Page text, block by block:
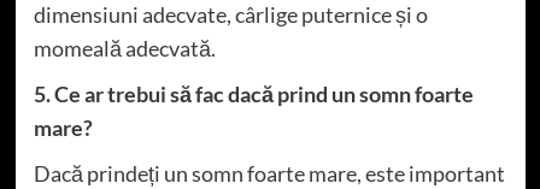
dimensiuni adecvate, cârlige puternice și o
momeală adecvată.
5. Ce ar trebui să fac dacă prind un somn foarte
mare?
Dacă prindeți un somn foarte mare, este important